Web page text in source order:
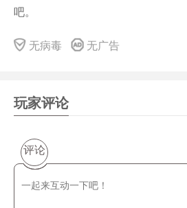
吧。
游戏特色：
2、为你呈现出更多热血的挑战，体
爽快的战斗；
3、你将会在这里感受到无与伦比
血的冒险。
游戏玩法：
无病毒 无广告
玩家评论
评论